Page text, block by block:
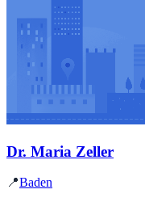
Dr. Maria Zeller
📍Baden